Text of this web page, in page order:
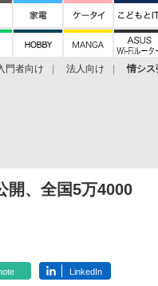
門者向け 法人向け 情シス
開、全国5万4000
LinkedIn